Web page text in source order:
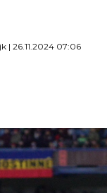
| 26.11.2024 07:06